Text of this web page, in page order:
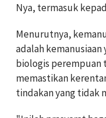
Nya, termasuk
Menurutnya,
adalah
biologis perempuan
memastikan
tindakan yang tidak